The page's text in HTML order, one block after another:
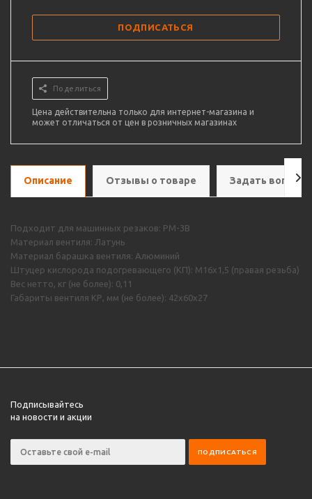
ПОДПИСАТЬСЯ
Поделиться
Цена действительна только для интернет-магазина и
может отличаться от цен в розничных магазинах
Описание Отзывы о товаре Задать вопрос
Подходит для машинных резаков: РМ-3В
Материал вентиля: Латунь
Материал барашка вентиля: Алюминий
Штуцер кислорода подогревающего (КП): М16х1,5 (правая резьба)
Вес нетто, кг (не более): 0,11
Габариты вентиля КР, мм (не более): 42х60х27
Подписывайтесь
на новости и акции